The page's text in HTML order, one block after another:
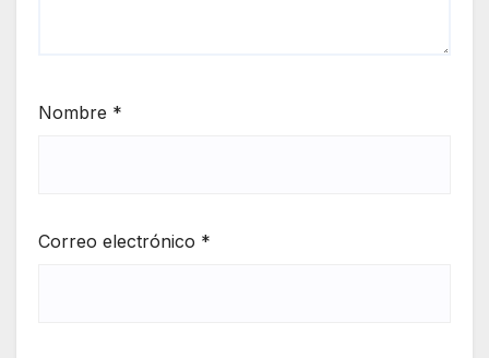
Nombre *
Correo electrónico *